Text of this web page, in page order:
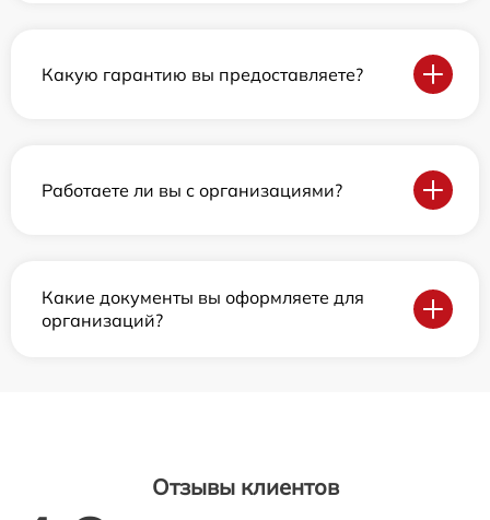
Какую гарантию вы предоставляете?
Работаете ли вы с организациями?
Какие документы вы оформляете для
организаций?
Отзывы клиентов